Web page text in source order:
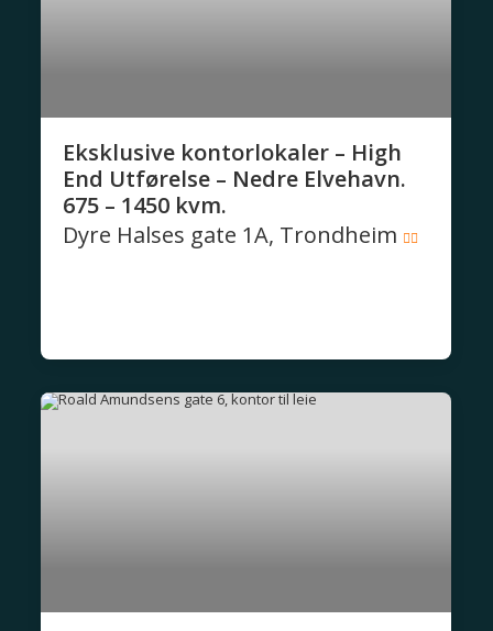
Eksklusive kontorlokaler – High
End Utførelse – Nedre Elvehavn.
675 – 1450 kvm.
Dyre Halses gate 1A, Trondheim